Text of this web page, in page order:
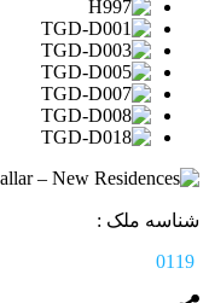
شناسه ملک :